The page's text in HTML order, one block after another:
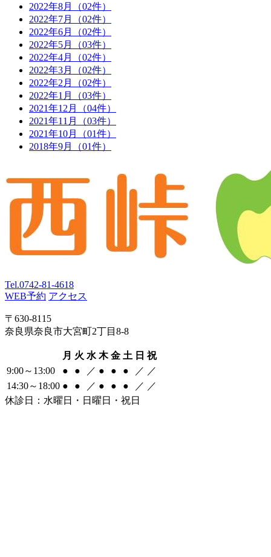
2022年8月
（02件）
2022年7月
（02件）
2022年6月
（02件）
2022年5月
（03件）
2022年4月
（02件）
2022年3月
（02件）
2022年2月
（02件）
2022年1月
（03件）
2021年12月
（04件）
2021年11月
（03件）
2021年10月
（01件）
2018年9月
（01件）
Tel.0742-81-4618
WEB予約 アクセス
〒630-8115
奈良県奈良市大宮町2丁目8-8
月 火 水 木 金 土 日 祝
9:00～13:00
● ● ／ ● ● ● ／ ／
14:30～18:00 ● ● ／ ● ● ● ／ ／
休診日：水曜日・日曜日・祝日